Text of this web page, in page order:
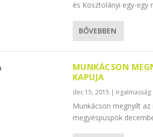
és Kosztolányi egy-egy
BŐVEBBEN
MUNKÁCSON
KAPUJA
dec 15, 2015 | Irgalmasság
Munkácson megnyílt
megyéspüspök